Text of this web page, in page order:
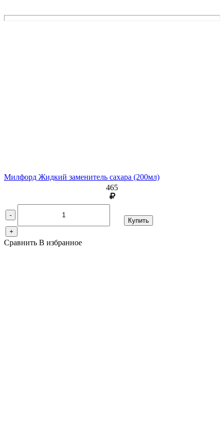
Милфорд Жидкий заменитель сахара (200мл)
465
-
+
Купить
Сравнить В избранное